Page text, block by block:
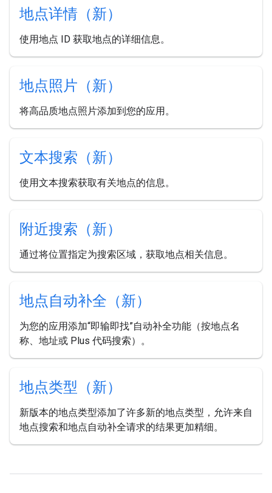
地点详情（新）
使用地点 ID 获取地点的详细信息。
地点照片（新）
将高品质地点照片添加到您的应用。
文本搜索（新）
使用文本搜索获取有关地点的信息。
附近搜索（新）
通过将位置指定为搜索区域，获取地点相关信息。
地点自动补全（新）
为您的应用添加“即输即找”自动补全功能（按地点名
称、地址或 Plus 代码搜索）。
地点类型（新）
新版本的地点类型添加了许多新的地点类型，允许来自
地点搜索和地点自动补全请求的结果更加精细。